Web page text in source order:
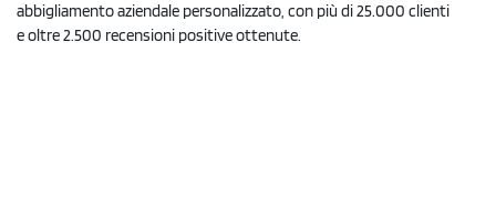
abbigliamento aziendale personalizzato, con più di 25.000 clienti
e oltre 2.500 recensioni positive ottenute.